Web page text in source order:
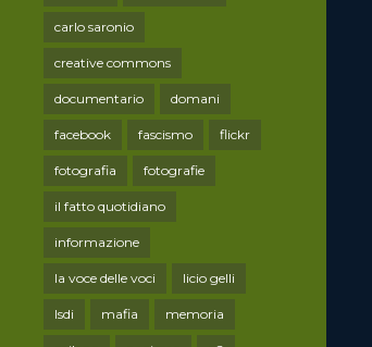
carlo saronio
creative commons
documentario domani
facebook fascismo flickr
fotografia fotografie
il fatto quotidiano
informazione
la voce delle voci licio gelli
lsdi mafia memoria